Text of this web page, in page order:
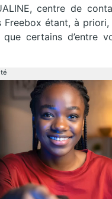
centre de
Freebox étant, à
certains d’entre